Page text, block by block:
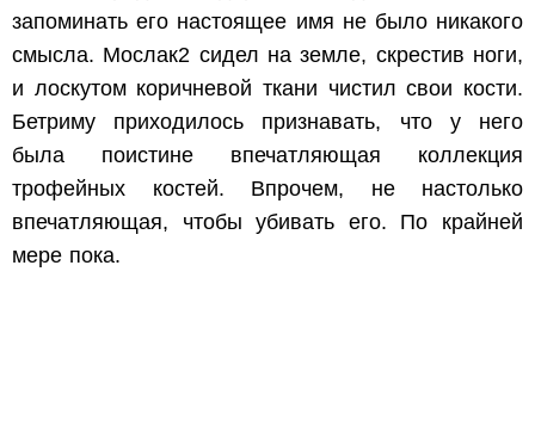
запоминать его настоящее имя не было никакого
смысла. Мослак2 сидел на земле, скрестив ноги,
и лоскутом коричневой ткани чистил свои кости.
Бетриму приходилось признавать, что у него
была поистине впечатляющая коллекция
трофейных костей. Впрочем, не настолько
впечатляющая, чтобы убивать его. По крайней
мере пока.